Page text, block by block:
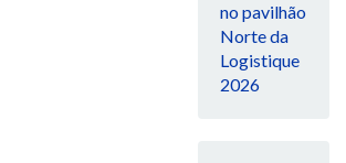
no pavilhão
Norte da
Logistique
2026